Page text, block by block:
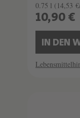
0.75 l (14,53
10,90 €
IN DEN